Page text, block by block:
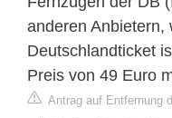
anderen Anbietern,
Deutschlandticket
Preis von 49 Euro
Antrag auf Entfernung